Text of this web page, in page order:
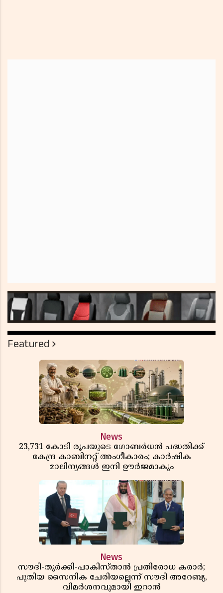
Featured
News
23,731 കോടി രൂപയുടെ ഗോബർധൻ പദ്ധതിക്ക്
കേന്ദ്ര കാബിനറ്റ് അംഗീകാരം; കാർഷിക
മാലിന്യങ്ങൾ ഇനി ഊർജമാകും
News
സൗദി-തുർക്കി-പാകിസ്താൻ പ്രതിരോധ കരാർ;
പുതിയ സൈനിക ചേരിയല്ലെന്ന് സൗദി അറേബ്യ,
വിമർശനവുമായി ഇറാൻ